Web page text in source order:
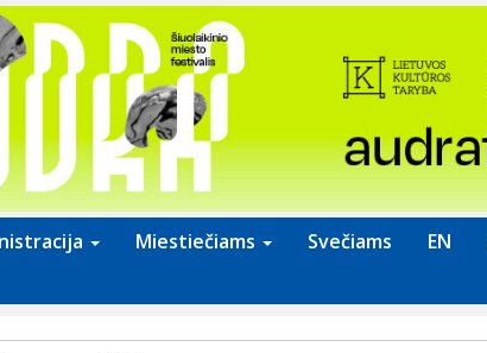
Miestiečiams Svečiams EN